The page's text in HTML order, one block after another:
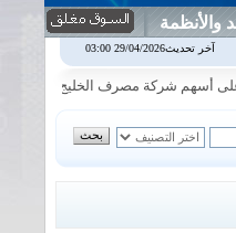
والأنظمة
0.00%
|اسفنج1.87
شركة مصرف الخليج التجاري في جلسة